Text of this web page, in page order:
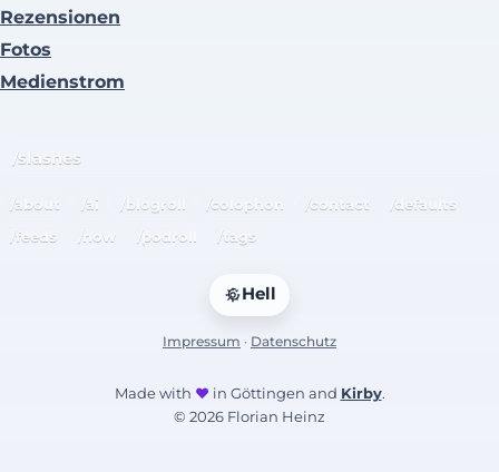
Rezensionen
Fotos
Medienstrom
/slashes
/about /ai /blogroll /colophon /contact
/defaults
/feeds
/now /podroll /tags
Hell
Impressum · Datenschutz
Made with ♥ in Göttingen and Kirby.
© 2026 Florian Heinz